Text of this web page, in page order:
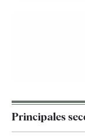
Principales